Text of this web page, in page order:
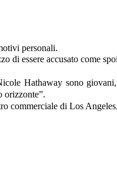
personali.
di essere accusato come
Hathaway sono
orizzonte”.
commerciale di Los